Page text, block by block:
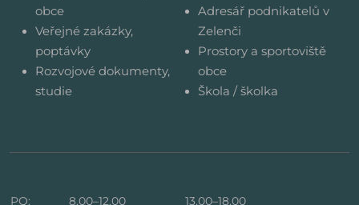
obce
Veřejné zakázky,
poptávky
Rozvojové dokumenty,
studie
Adresář podnikatelů v
Zelenči
Prostory a sportoviště
obce
Škola / školka
PO: 8.00–12.00
13.00–18.00